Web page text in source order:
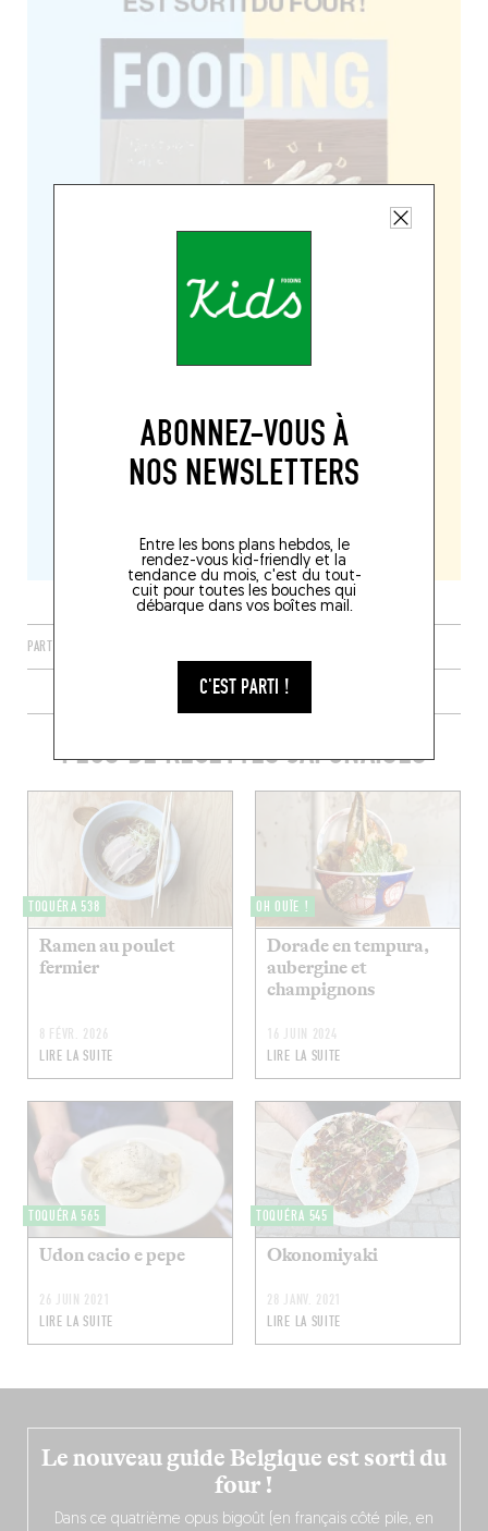
ABONNEZ-VOUS À
NOS NEWSLETTERS
Entre les bons plans hebdos, le
rendez-vous kid-friendly et la
tendance du mois, c'est du tout-
cuit pour toutes les bouches qui
débarque dans vos boîtes mail.
C'EST PARTI !
PARTAGER
PLUS DE RECETTES JAPONAISES
TOQUÉRA 538
Ramen au poulet
fermier
8 FÉVR. 2026
LIRE LA SUITE
OH OUÏE !
Dorade en tempura,
aubergine et
champignons
16 JUIN 2024
LIRE LA SUITE
TOQUÉRA 565
Udon cacio e pepe
26 JUIN 2021
LIRE LA SUITE
TOQUÉRA 545
Okonomiyaki
28 JANV. 2021
LIRE LA SUITE
Le nouveau guide Belgique est sorti du
four !
Dans ce quatrième opus bigoût (en français côté pile, en